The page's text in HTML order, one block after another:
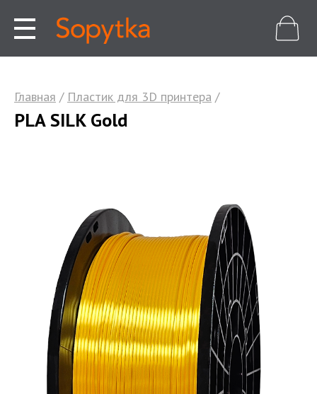
Главная / Пластик для 3D принтера /
PLA SILK Gold